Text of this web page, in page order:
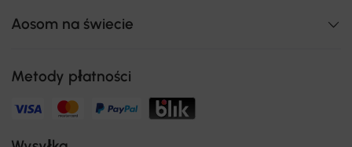
Aosom na świecie
Metody płatności